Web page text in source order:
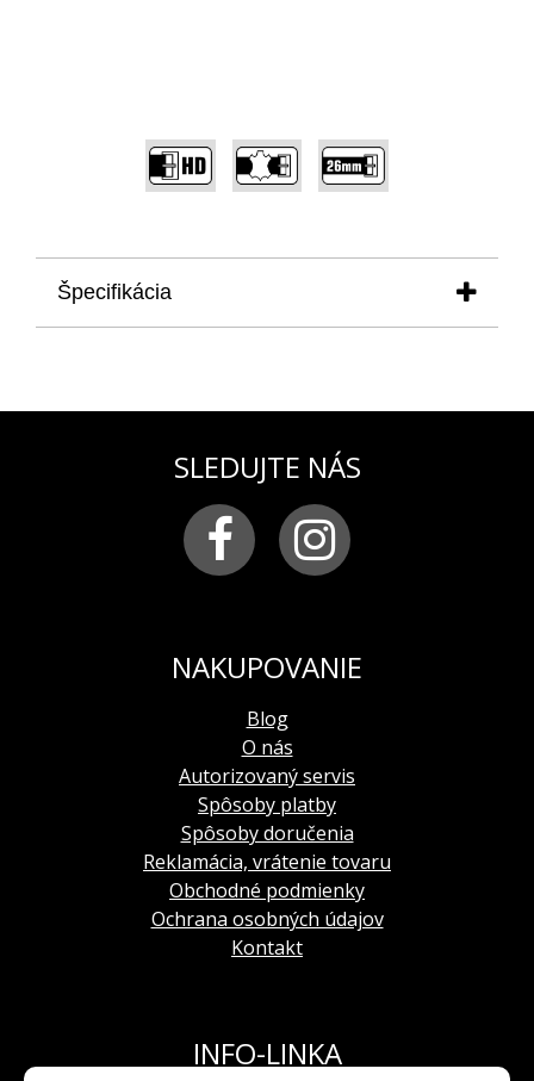
Špecifikácia
materiál:pravá koža prešívaná
hnedá
chirurgická oceľ matná s logom VOSTOK-
šírka remienka: 26 mm
: remienok je vhodný na všetky hodinky z
SLEDUJTE NÁS
NAKUPOVANIE
Blog
O nás
Autorizovaný servis
Spôsoby platby
Spôsoby doručenia
Reklamácia, vrátenie tovaru
Obchodné podmienky
Ochrana osobných údajov
Kontakt
INFO-LINKA